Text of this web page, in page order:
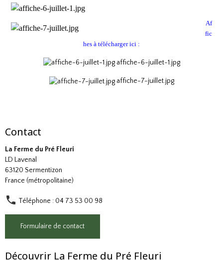
Af
fic
hes à télécharger ici :
affiche-6-juillet-1.jpg
affiche-7-juillet.jpg
Contact
La Ferme du Pré Fleuri
LD Lavenal
63120 Sermentizon
France (métropolitaine)
Téléphone : 04 73 53 00 98
Formulaire de contact
Découvrir La Ferme du Pré Fleuri